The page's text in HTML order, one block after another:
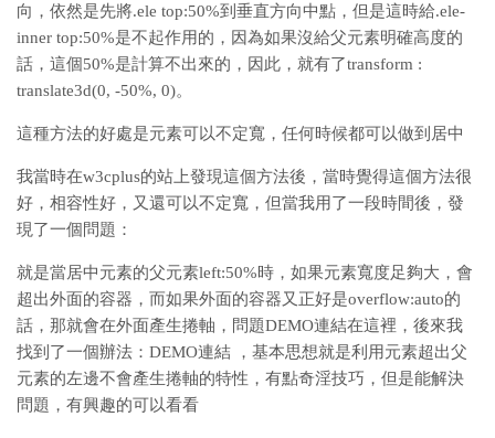
向，依然是先將.ele top:50%到垂直方向中點，但是這時給.ele-
inner top:50%是不起作用的，因為如果沒給父元素明確高度的
話，這個50%是計算不出來的，因此，就有了transform :
translate3d(0, -50%, 0)。
這種方法的好處是元素可以不定寬，任何時候都可以做到居中
我當時在w3cplus的站上發現這個方法後，當時覺得這個方法很
好，相容性好，又還可以不定寬，但當我用了一段時間後，發
現了一個問題：
就是當居中元素的父元素left:50%時，如果元素寬度足夠大，會
超出外面的容器，而如果外面的容器又正好是overflow:auto的
話，那就會在外面產生捲軸，問題DEMO連結在這裡，後來我
找到了一個辦法：DEMO連結 ，基本思想就是利用元素超出父
元素的左邊不會產生捲軸的特性，有點奇淫技巧，但是能解決
問題，有興趣的可以看看